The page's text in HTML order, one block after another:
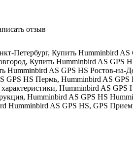
отзыв
Петербург, Купить Humminbird AS
, Купить Humminbird AS GPS
Humminbird AS GPS HS Ростов-на-
GPS HS Пермь, Humminbird AS GPS
, Humminbird AS GPS
, Humminbird AS GPS HS
Humminbird AS GPS HS, GPS